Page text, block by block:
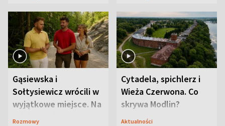
Gąsiewska i
Sołtysiewicz wrócili w
wyjątkowe miejsce. Na
szlaku czekał
Rozmowy
Cytadela, spichlerz i
Wieża Czerwona. Co
skrywa Modlin?
Aktualności